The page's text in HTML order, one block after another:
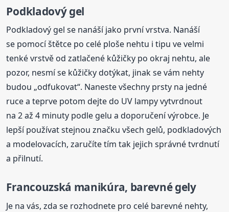
Podkladový gel
Podkladový gel se nanáší jako první vrstva. Nanáší
se pomocí štětce po celé ploše nehtu i tipu ve velmi
tenké vrstvě od zatlačené kůžičky po okraj nehtu, ale
pozor, nesmí se kůžičky dotýkat, jinak se vám nehty
budou „odfukovat“. Naneste všechny prsty na jedné
ruce a teprve potom dejte do UV lampy vytvrdnout
na 2 až 4 minuty podle gelu a doporučení výrobce. Je
lepší používat stejnou značku všech gelů, podkladových
a modelovacích, zaručíte tím tak jejich správné tvrdnutí
a přilnutí.
Francouzská manikúra, barevné gely
Je na vás, zda se rozhodnete pro celé barevné nehty,